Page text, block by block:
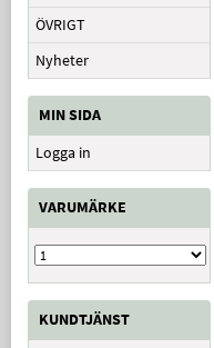
ÖVRIGT
Nyheter
MIN SIDA
Logga in
VARUMÄRKE
KUNDTJÄNST